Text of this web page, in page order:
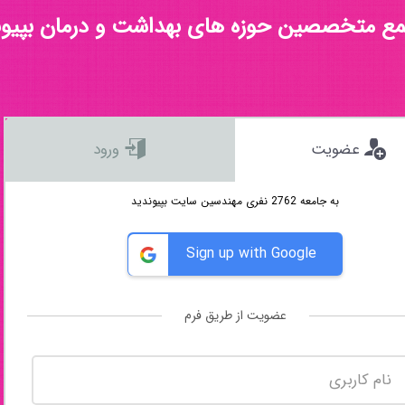
متخصصین حوزه های بهداشت و درمان
عضویت
به جامعه 2762 نفری مهندسین سایت بپیوندید
Sign up with Google
عضویت از طریق فرم